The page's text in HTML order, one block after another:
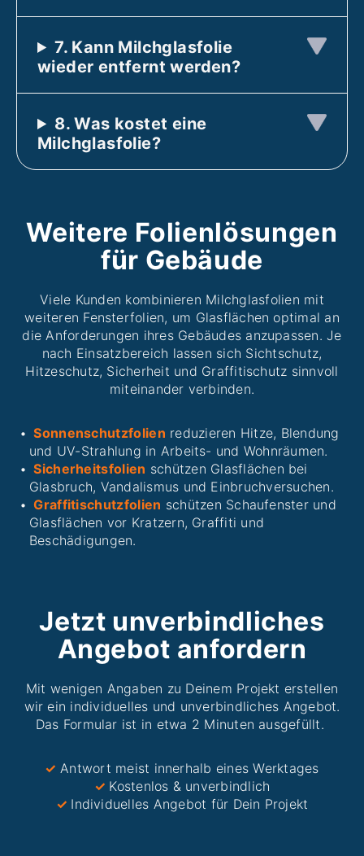
7. Kann Milchglasfolie
wieder entfernt werden?
8.Was kostet eine
Milchglasfolie?
Weitere Folienlösungen
für Gebäude
Viele Kunden kombinieren Milchglasfolien mit
weiteren Fensterfolien, um Glasflächen optimal an
die Anforderungen ihres Gebäudes anzupassen. Je
nach Einsatzbereich lassen sich Sichtschutz,
Hitzeschutz, Sicherheit und Graffitischutz sinnvoll
miteinander verbinden.
Sonnenschutzfolien reduzieren Hitze, Blendung
und UV-Strahlung in Arbeits- und Wohnräumen.
Sicherheitsfolien schützen Glasflächen bei
Glasbruch, Vandalismus und Einbruchversuchen.
Graffitischutzfolien schützen Schaufenster und
Glasflächen vor Kratzern, Graffiti und
Beschädigungen.
Jetzt unverbindliches
Angebot anfordern
Mit wenigen Angaben zu Deinem Projekt erstellen
wir ein individuelles und unverbindliches Angebot.
Das Formular ist in etwa 2 Minuten ausgefüllt.
✓ Antwort meist innerhalb eines Werktages
✓ Kostenlos & unverbindlich
✓ Individuelles Angebot für Dein Projekt